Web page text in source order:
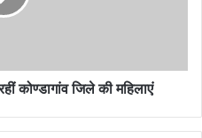
कोण्डागांव जिले की महिलाएं